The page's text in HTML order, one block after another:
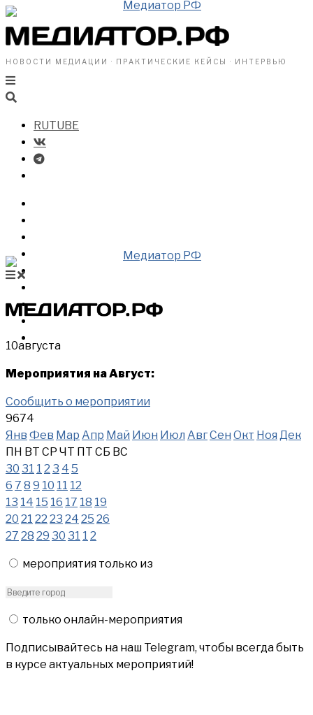
НОВОСТИ МЕДИАЦИИ · ПРАКТИЧЕСКИЕ КЕЙСЫ · ИНТЕРВЬЮ
RUTUBE
ВИДЕО
10августа
Мероприятия на Август:
Сообщить о мероприятии
9674
Янв Фев Мар Апр Май Июн Июл АвгСен Окт Ноя Дек
ПН ВТ СР ЧТ ПТ СБ ВС
30 31 1 2 3 4 5
6 7 8 9 10 11 12
13 14 15 16 17 18 19
20 21 22 23 24 25 26
27 28 29 30 31 1 2
мероприятия только из
только онлайн-мероприятия
Подписывайтесь на наш Telegram, чтобы всегда быть
в курсе актуальных мероприятий!